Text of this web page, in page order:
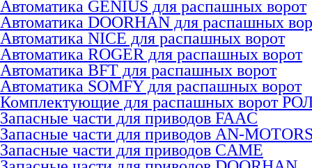
Автоматика GENIUS для раcпашных ворот
Автоматика DOORHAN для раcпашных
Автоматика NICE для раcпашных ворот
Автоматика ROGER для раcпашных ворот
Автоматика BFT для раcпашных ворот
Автоматика SOMFY для распашных ворот
Комплектующие для распашных ворот
Запасные части для приводов FAAC
Запасные части для приводов AN-
Запасные части для приводов CAME